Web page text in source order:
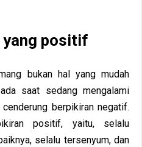
yang positif
bukan hal yang mudah
saat sedang mengalami
berpikiran negatif.
positif, yaitu, selalu
selalu tersenyum, dan